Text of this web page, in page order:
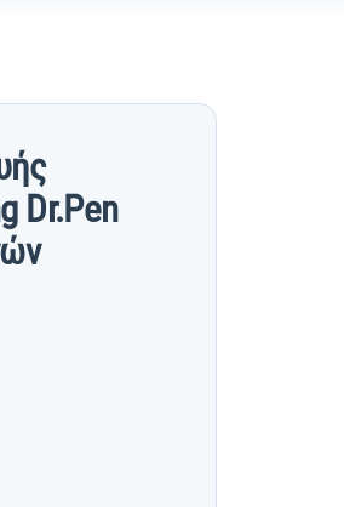
Dr.Pen